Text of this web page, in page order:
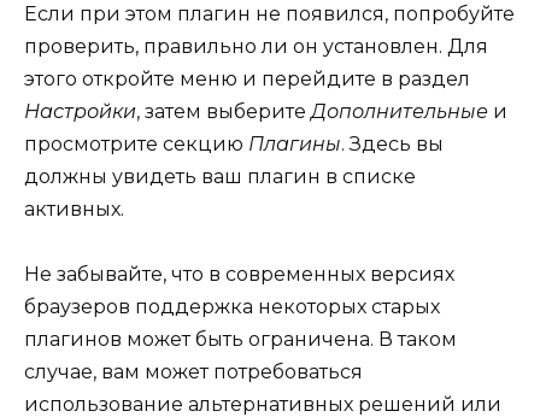
Если при этом плагин не появился, попробуйте
проверить, правильно ли он установлен. Для
этого откройте меню и перейдите в раздел
Настройки, затем выберите Дополнительные и
просмотрите секцию Плагины. Здесь вы
должны увидеть ваш плагин в списке
активных.
Не забывайте, что в современных версиях
браузеров поддержка некоторых старых
плагинов может быть ограничена. В таком
случае, вам может потребоваться
использование альтернативных решений или